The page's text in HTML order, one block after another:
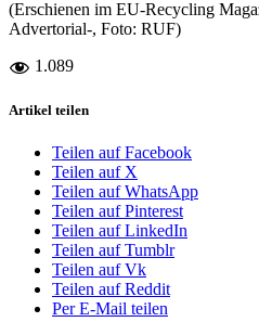
(Erschienen im EU-Recycling
Advertorial-, Foto: RUF)
1.089
Artikel teilen
Teilen auf Facebook
Teilen auf X
Teilen auf WhatsApp
Teilen auf Pinterest
Teilen auf LinkedIn
Teilen auf Tumblr
Teilen auf Vk
Teilen auf Reddit
Per E-Mail teilen